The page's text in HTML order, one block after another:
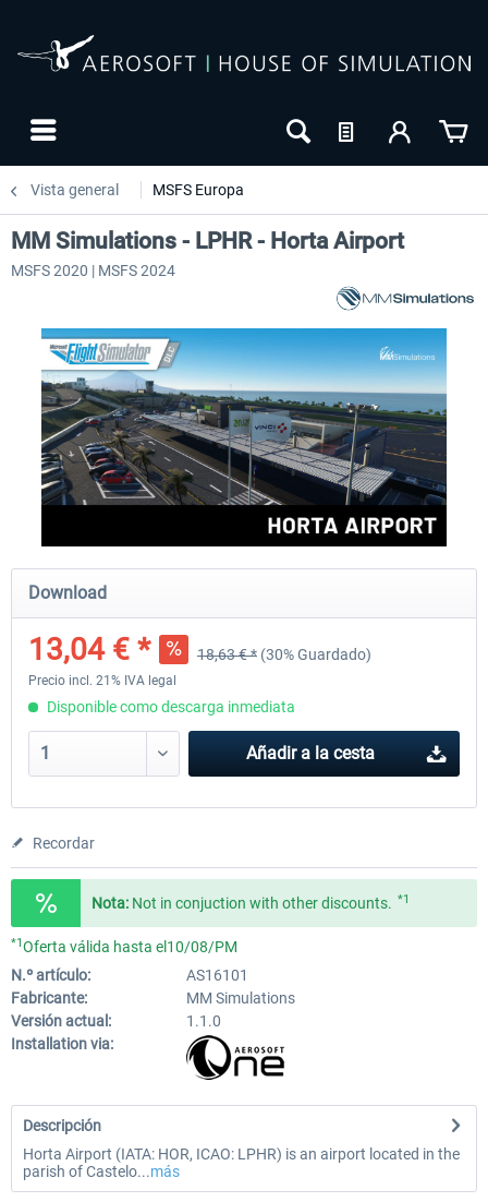
Vista general MSFS Europa
Aerosoft Mega Airport Brussels
25,37 € *
Aerosoft Airport Cologne/
MM Simulations - LPHR - Horta Airport
MSFS 2020 | MSFS 2024
Download
13,04 € * 18,63 € * (30% Guardado)
Precio incl. 21% IVA legal
Disponible como descarga inmediata
Añadir a la cesta
Recordar
Nota: Not in conjuction with other discounts. *1
*1Oferta válida hasta el10/08/PM
N.º artículo:
AS16101
Fabricante:
MM Simulations
Versión actual:
1.1.0
Installation via:
Descripción
Horta Airport (IATA: HOR, ICAO: LPHR) is an airport located in the
parish of Castelo...más